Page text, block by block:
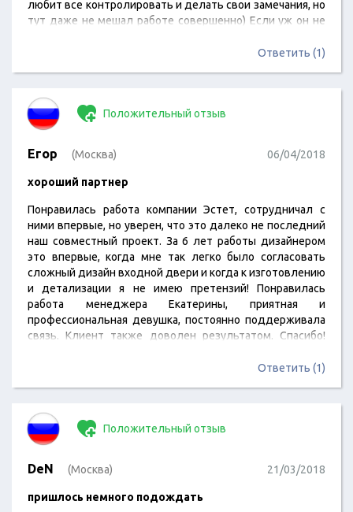
любит все контролировать и делать свои замечания, но
тут даже не мешал работе совершенно) Если уж он не
Ответить (1)
Положительный отзыв
Егор (Москва) 06/04/2018
хороший партнер
Понравилась работа компании Эстет, сотрудничал с
ними впервые, но уверен, что это далеко не последний
наш совместный проект. За 6 лет работы дизайнером
это впервые, когда мне так легко было согласовать
сложный дизайн входной двери и когда к изготовлению
и детализации я не имею претензий! Понравилась
работа менеджера Екатерины, приятная и
профессиональная девушка, постоянно поддерживала
связь. Клиент также доволен результатом. Спасибо!
Ответить (1)
Положительный отзыв
DeN (Москва) 21/03/2018
пришлось немного подождать